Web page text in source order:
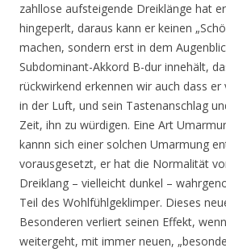
zahllose aufsteigende Dreiklänge hat
hingeperlt, daraus kann er keinen
machen, sondern erst in dem
Subdominant-Akkord B-dur innehält,
rückwirkend erkennen wir auch dass
in der Luft, und sein Tastenanschlag
Zeit, ihn zu würdigen. Eine Art
kannn sich einer solchen Umarmung
vorausgesetzt, er hat die Normalität
Dreiklang – vielleicht dunkel –
Teil des Wohlfühlgeklimper. Dieses
Besonderen verliert seinen Effekt,
weitergeht, mit immer neuen,